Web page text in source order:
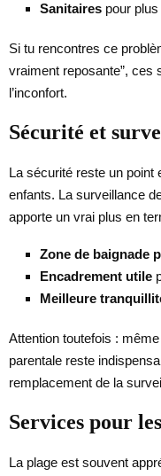
Sanitaires pour
Si tu rencontres ce
vraiment reposante”, ces
l’inconfort.
Sécurité et
La sécurité reste un point
enfants. La surveillance
apporte un vrai plus en
Zone de baignade
Encadrement utile
Meilleure
Attention toutefois :
parentale reste
remplacement de la
Services pour
La plage est souvent